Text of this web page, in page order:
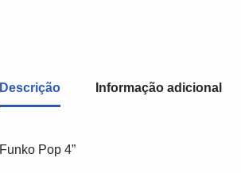
Descrição Informação adicional
Funko Pop 4”